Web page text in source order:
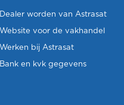
Dealer worden van Astrasat
Website voor de vakhandel
Werken bij Astrasat
Bank en kvk gegevens